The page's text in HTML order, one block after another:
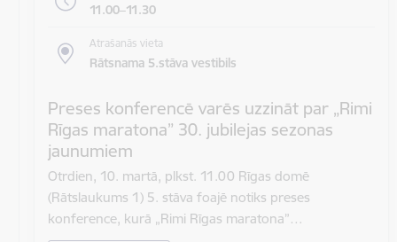
11.00–11.30
Atrašanās vieta
Rātsnama 5.stāva vestibils
Preses konferencē varēs uzzināt par „Rimi
Rīgas maratona” 30. jubilejas sezonas
jaunumiem
Otrdien, 10. martā, plkst. 11.00 Rīgas domē
(Rātslaukums 1) 5. stāva foajē notiks preses
konference, kurā „Rimi Rīgas maratona”…